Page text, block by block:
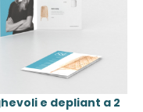
e depliant a 2